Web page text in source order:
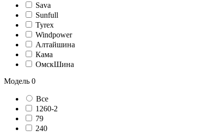
Sava
Sunfull
Tyrex
Windpower
Алтайшина
Кама
ОмскШина
Модель 0
Все
1260-2
79
240